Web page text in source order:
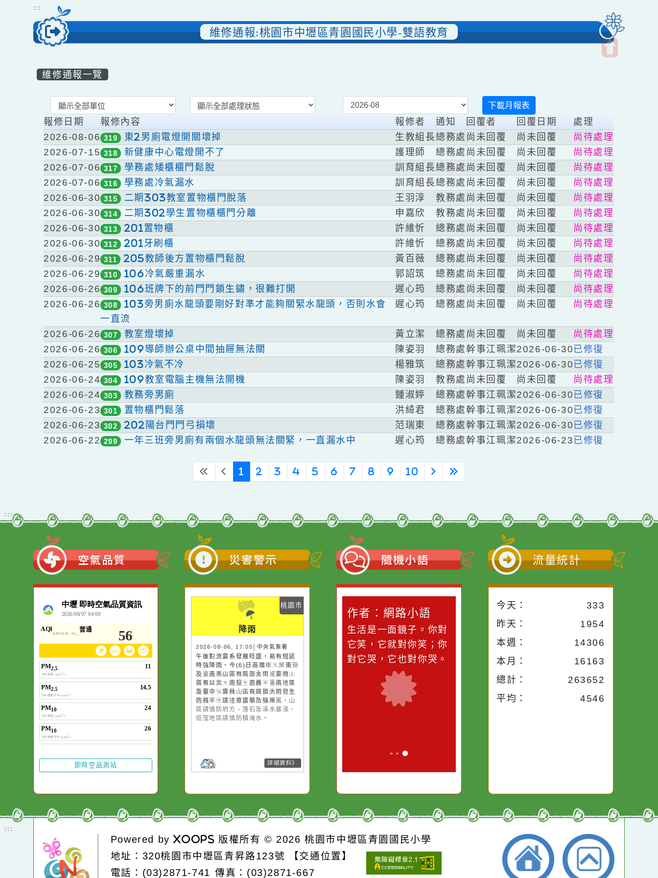
跳到主要內容
網站導覽 :::
維修通報:桃園市中壢區青園國民小學-雙語教育
維修通報一覽
List Repair 下載月報表
報修日期 報修內容 報修者 通知 回覆者 回覆日期
處理
2026-08-06 319 東2男廁電燈開關壞掉 生教組長總務處尚未回覆 尚未回覆
尚待處理
2026-07-15 318 新健康中心電燈開不了 護理師 總務處尚未回覆 尚未回覆
尚待處理
2026-07-06 317 學務處矮櫃櫃門鬆脫 訓育組長總務處尚未回覆 尚未回覆
尚待處理
2026-07-06 316 學務處冷氣漏水 訓育組長總務處尚未回覆 尚未回覆
尚待處理
2026-06-30 315 二期303教室置物櫃門脫落 王羽淳 教務處尚未回覆 尚未回覆
尚待處理
2026-06-30 314 二期302學生置物櫃櫃門分離 申嘉欣 教務處尚未回覆 尚未回覆
尚待處理
2026-06-30 313 201置物櫃 許維忻 總務處尚未回覆 尚未回覆
尚待處理
2026-06-30 312 201牙刷櫃 許維忻 總務處尚未回覆 尚未回覆
尚待處理
2026-06-29 311 205教師後方置物櫃門鬆脫 黃百薇 總務處尚未回覆 尚未回覆
尚待處理
2026-06-29 310 106冷氣嚴重漏水 郭詔筑 總務處尚未回覆 尚未回覆
尚待處理
2026-06-26 309 106班牌下的前門門鎖生鏽，很難打開 遲心筠 總務處尚未回覆 尚未回覆
尚待處理
2026-06-26 308
一直流
2026-06-26 307 教室燈壞掉 黃立潔 總務處尚未回覆 尚未回覆
2026-06-26 306 109導師辦公桌中間抽屜無法關 陳姿羽 總務處幹事江珮潔2026-06-30已修復
2026-06-25 305 103冷氣不冷 楊雅筑 總務處幹事江珮潔2026-06-30已修復
2026-06-24 304 109教室電腦主機無法開機 陳姿羽 教務處尚未回覆 尚未回覆
尚待處理
2026-06-24 303 教務旁男廁 鍾淑婷 總務處幹事江珮潔2026-06-30已修復
2026-06-23 301 置物櫃門鬆落 洪綺君 總務處幹事江珮潔2026-06-30已修復
2026-06-23
一年三班旁男廁有兩個水龍頭無法關緊，一直漏水中 遲心筠 總務處
空氣品質
即時空品測站
災害警示
降雨
2026-08-06, 13:35│中央氣象署
午後對流雲系發展旺盛，易有短延
時強降雨，今(6)日苗栗以北、南
投、嘉義以南地區及臺中、雲林山
詳細資料》
降雨
2026-08-06, 17:00│中央氣象署
午後對流雲系發展旺盛，易有短延
時強降雨，今(6)日高雄市、屏東縣
及臺南市山區有局部大雨或豪雨，
低窪地區請慎防積淹水。
詳細資料》
隨機小語
作者：網路小語
一杯清水因滴入一滴污
水而變污濁，一杯污水
卻不會因一滴清水的存
在而變清澈。
作者：網路小語
在實現理想的路途中，
必須排除一切干擾，特
別是要看清那些美麗的
誘惑。
作者：網路小語
生活是一面鏡子。你對
它笑，它就對你笑；你
對它哭，它也對你哭。